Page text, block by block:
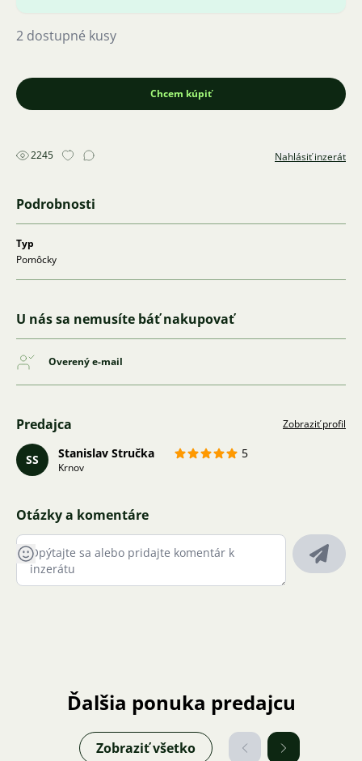
2 dostupné kusy
Chcem kúpiť
2245 Nahlásiť inzerát
Podrobnosti
Typ
Pomôcky
U nás sa nemusíte báť nakupovať
Overený e-mail
Predajca Zobraziť profil
SS Stanislav Stručka 5
Krnov
Otázky a komentáre
Ďalšia ponuka predajcu
Zobraziť všetko